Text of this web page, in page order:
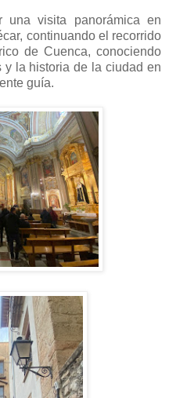
visita panorámica en
continuando el recorrido
de Cuenca, conociendo
y la historia de la ciudad en
guía.